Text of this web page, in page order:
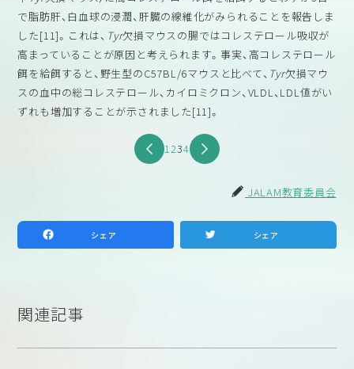
で脂肪肝、白血球の浸潤、肝臓の線維化がみられることを報告しま
した[11]。これは、 Tyr欠損マウスの腸ではコレステロール吸収が
高まっていることが原因と考えられます。事実、高コレステロール
餌を給餌すると、野生型のC57BL/6マウスと比べて、 Tyr欠損マウ
スの血中の総コレステロール、カイロミクロン、VLDL、LDL値がい
ずれも増加することが示されました[11]。
1234
JALAM教育委員会
シェア シェア
関連記事